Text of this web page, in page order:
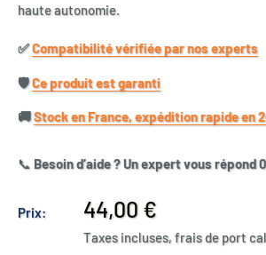
haute autonomie.
✅​Compatibilité vérifiée par nos experts
🛡️​Ce produit est garanti
🚚​Stock en France, expédition rapide en
📞 Besoin d’aide ? Un expert vous répond
Prix:
Prix
réduit
44,00 €
Taxes incluses, frais de port